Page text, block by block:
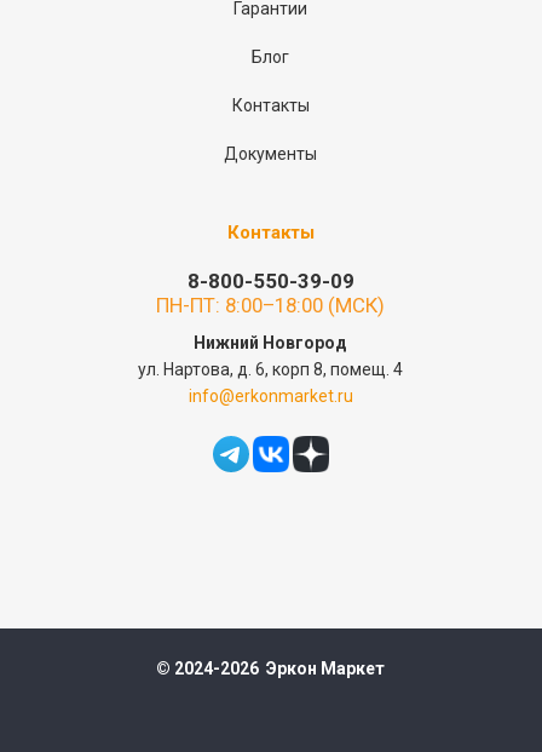
Гарантии
Блог
Контакты
Документы
Контакты
8-800-550-39-09
ПН-ПТ: 8:00–18:00 (МСК)
Нижний Новгород
ул. Нартова, д. 6, корп 8, помещ. 4
info@erkonmarket.ru
© 2024-2026 Эркон Маркет